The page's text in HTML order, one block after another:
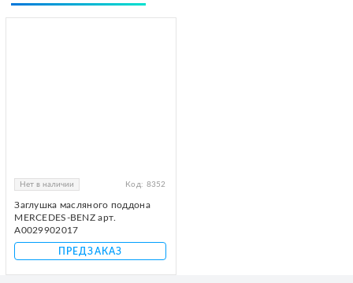
Нет в наличии Код: 8352
Заглушка масляного поддона
MERCEDES-BENZ арт.
A0029902017
ПРЕДЗАКАЗ